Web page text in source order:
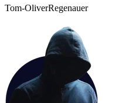
Tom-OliverRegenauer